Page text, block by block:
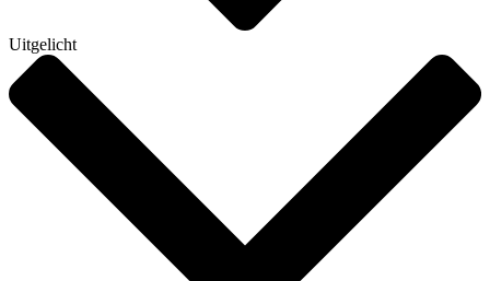
Uitgelicht